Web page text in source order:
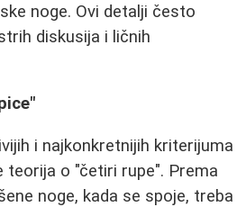
noge. Ovi detalji često
diskusija i ličnih
i najkonkretnijih kriterijuma
teorija o "četiri rupe". Prema
noge, kada se spoje, treba